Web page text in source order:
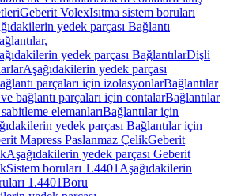
Geberit VolexIsıtma sistem boruları
yedek parçası Bağlantı
yedek parçası BağlantılarDişli
Aşağıdakilerin yedek parçası
parçaları için izolasyonlarBağlantılar
bağlantı parçaları için contalarBağlantılar
elemanlarıBağlantılar için
yedek parçası Bağlantılar için
Mapress Paslanmaz ÇelikGeberit
Aşağıdakilerin yedek parçası Geberit
Sistem boruları 1.4401 Aşağıdakilerin
1.4401Boru